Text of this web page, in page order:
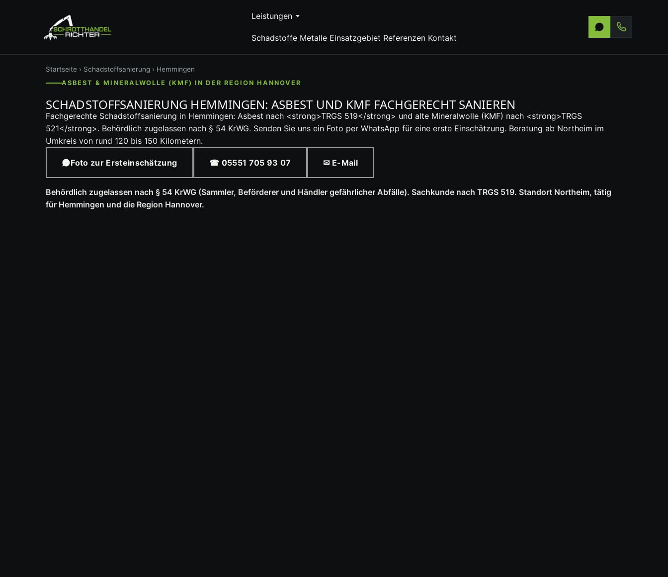
Leistungen
Schadstoffe Metalle Einsatzgebiet Referenzen Kontakt
Startseite › Schadstoffsanierung › Hemmingen
ASBEST & MINERALWOLLE (KMF) IN DER REGION HANNOVER
SCHADSTOFFSANIERUNG HEMMINGEN: ASBEST UND KMF FACHGERECHT SANIEREN
Fachgerechte Schadstoffsanierung in Hemmingen: Asbest nach <strong>TRGS 519</strong> und alte Mineralwolle (KMF) nach <strong>TRGS
521</strong>. Behördlich zugelassen nach § 54 KrWG. Senden Sie uns ein Foto per WhatsApp für eine erste Einschätzung. Beratung ab Northeim im
Umkreis von rund 120 bis 150 Kilometern.
Foto zur Ersteinschätzung ☎ 05551 705 93 07 ✉ E-Mail
Behördlich zugelassen nach § 54 KrWG (Sammler, Beförderer und Händler gefährlicher Abfälle). Sachkunde nach TRGS 519. Standort Northeim, tätig
für Hemmingen und die Region Hannover.